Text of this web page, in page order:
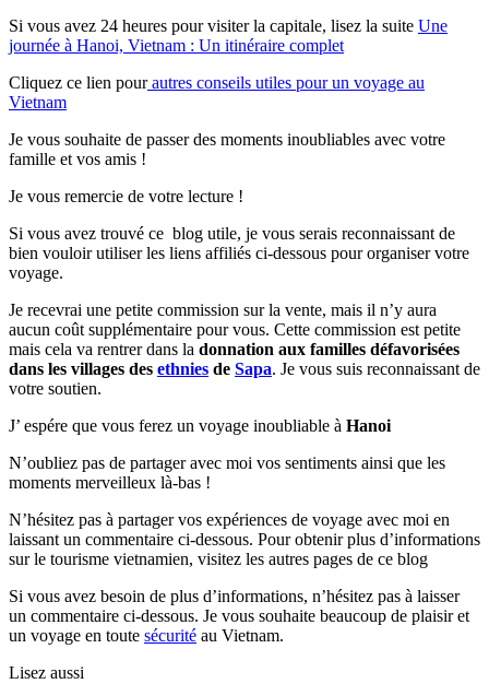
Si vous avez 24 heures pour visiter la capitale, lisez la suite Une
journée à Hanoi, Vietnam : Un itinéraire complet
Cliquez ce lien pourautres conseils utiles pour un voyage au
Vietnam
Je vous souhaite de passer des moments inoubliables avec votre
famille et vos amis !
Je vous remercie de votre lecture !
Si vous avez trouvé ce blog utile, je vous serais reconnaissant de
bien vouloir utiliser les liens affiliés ci-dessous pour organiser votre
voyage.
Je recevrai une petite commission sur la vente, mais il n’y aura
aucun coût supplémentaire pour vous. Cette commission est petite
mais cela va rentrer dans la donnation aux familles défavorisées
dans les villages des ethnies de Sapa. Je vous suis reconnaissant de
votre soutien.
J’ espére que vous ferez un voyage inoubliable à Hanoi
N’oubliez pas de partager avec moi vos sentiments ainsi que les
moments merveilleux là-bas !
N’hésitez pas à partager vos expériences de voyage avec moi en
laissant un commentaire ci-dessous. Pour obtenir plus d’informations
sur le tourisme vietnamien, visitez les autres pages de ce blog
Si vous avez besoin de plus d’informations, n’hésitez pas à laisser
un commentaire ci-dessous. Je vous souhaite beaucoup de plaisir et
un voyage en toute sécurité au Vietnam.
Lisez aussi